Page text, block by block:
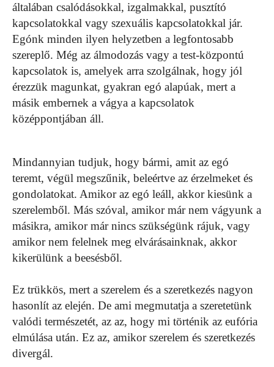
általában csalódásokkal, izgalmakkal, pusztító
kapcsolatokkal vagy szexuális kapcsolatokkal jár.
Egónk minden ilyen helyzetben a legfontosabb
szereplő. Még az álmodozás vagy a test-központú
kapcsolatok is, amelyek arra szolgálnak, hogy jól
érezzük magunkat, gyakran egó alapúak, mert a
másik embernek a vágya a kapcsolatok
középpontjában áll.
Mindannyian tudjuk, hogy bármi, amit az egó
teremt, végül megszűnik, beleértve az érzelmeket és
gondolatokat. Amikor az egó leáll, akkor kiesünk a
szerelemből. Más szóval, amikor már nem vágyunk a
másikra, amikor már nincs szükségünk rájuk, vagy
amikor nem felelnek meg elvárásainknak, akkor
kikerülünk a beesésből.
Ez trükkös, mert a szerelem és a szeretkezés nagyon
hasonlít az elején. De ami megmutatja a szeretetünk
valódi természetét, az az, hogy mi történik az eufória
elmúlása után. Ez az, amikor szerelem és szeretkezés
divergál.